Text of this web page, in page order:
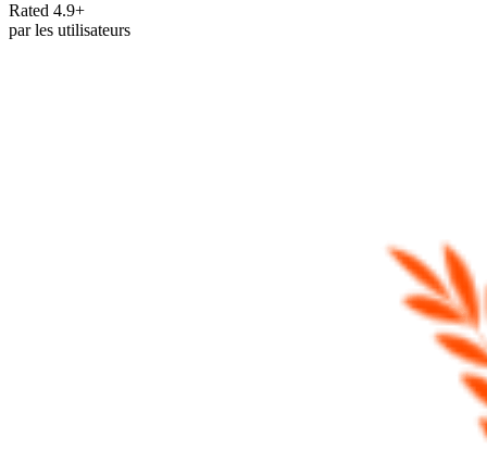
Rated 4.9+
par les utilisateurs